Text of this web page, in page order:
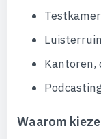
Kantoren,
Waarom